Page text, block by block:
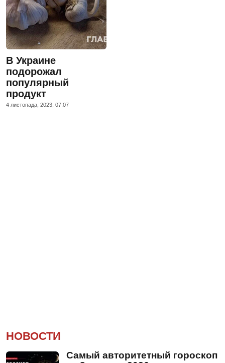
В Украине
подорожал
популярный
продукт
4 листопада, 2023, 07:07
НОВОСТИ
Самый авторитетный гороскоп